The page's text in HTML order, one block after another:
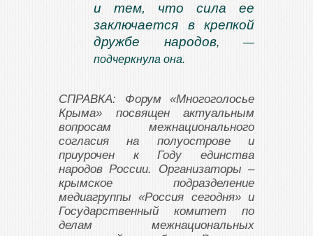
и тем, что сила ее
заключается в крепкой
дружбе народов, —
подчеркнула она.
СПРАВКА: Форум «Многоголосье
Крыма» посвящен актуальным
вопросам межнационального
согласия на полуострове и
приурочен к Году единства
народов России. Организаторы –
крымское подразделение
медиагруппы «Россия сегодня» и
Государственный комитет по
делам межнациональных